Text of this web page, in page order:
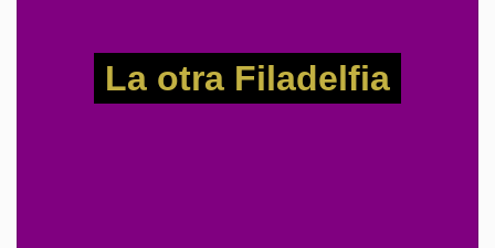
La otra Filadelfia